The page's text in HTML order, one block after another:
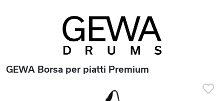
GEWA Borsa per piatti Premium